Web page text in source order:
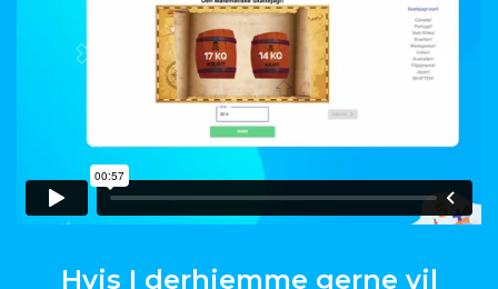
Hvis I derhjemme gerne vil